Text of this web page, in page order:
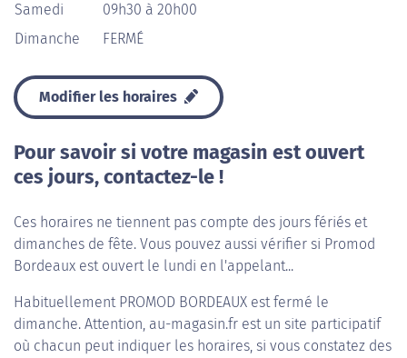
Samedi
09h30 à 20h00
Dimanche
FERMÉ
Modifier les horaires
Pour savoir si votre magasin est ouvert
ces jours, contactez-le !
Ces horaires ne tiennent pas compte des jours fériés et
dimanches de fête. Vous pouvez aussi vérifier si Promod
Bordeaux est ouvert le lundi en l'appelant...
Habituellement PROMOD BORDEAUX est fermé le
dimanche. Attention, au-magasin.fr est un site participatif
où chacun peut indiquer les horaires, si vous constatez des